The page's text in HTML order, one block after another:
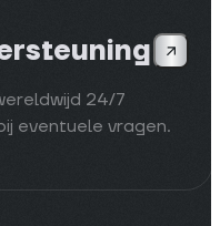
24/7
eventuele vragen.